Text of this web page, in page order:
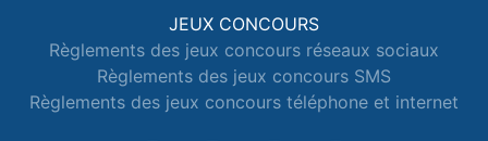
JEUX CONCOURS
Règlements des jeux concours réseaux sociaux
Règlements des jeux concours SMS
Règlements des jeux concours téléphone et internet